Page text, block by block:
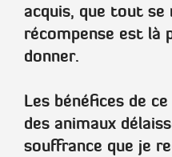
acquis, que tout se
récompense est là
donner.
Les bénéfices de
des animaux
souffrance que je